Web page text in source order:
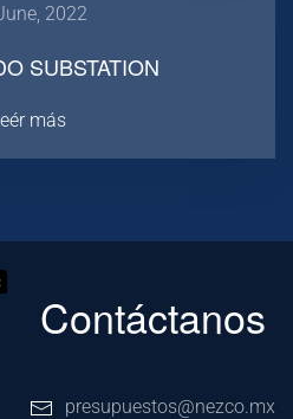
2022
SUBSTATION
más
Contáctanos
presupuestos@nezco.mx